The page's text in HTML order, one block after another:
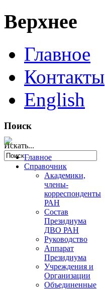
Верхнее
Главное
Контакты
English
Поиск
Искать...
Главное
Справочник
Академики,
члены-
корреспонденты
РАН
Состав
Президиума
ДВО РАН
Руководство
Аппарат
Президиума
Учреждения и
Организации
Объединенные